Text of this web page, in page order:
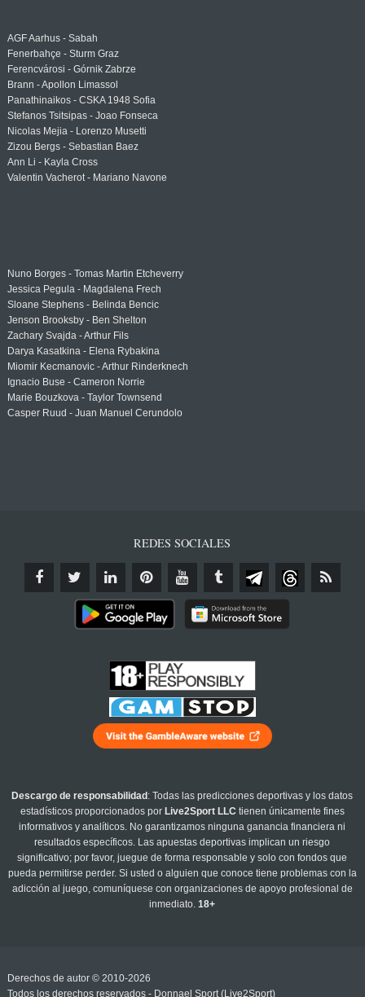
AGF Aarhus - Sabah
Fenerbahçe - Sturm Graz
Ferencvárosi - Górnik Zabrze
Brann - Apollon Limassol
Panathinaikos - CSKA 1948 Sofia
Stefanos Tsitsipas - Joao Fonseca
Nicolas Mejia - Lorenzo Musetti
Zizou Bergs - Sebastian Baez
Ann Li - Kayla Cross
Valentin Vacherot - Mariano Navone
Nuno Borges - Tomas Martin Etcheverry
Jessica Pegula - Magdalena Frech
Sloane Stephens - Belinda Bencic
Jenson Brooksby - Ben Shelton
Zachary Svajda - Arthur Fils
Darya Kasatkina - Elena Rybakina
Miomir Kecmanovic - Arthur Rinderknech
Ignacio Buse - Cameron Norrie
Marie Bouzkova - Taylor Townsend
Casper Ruud - Juan Manuel Cerundolo
REDES SOCIALES
Descargo de responsabilidad : Todas las predicciones deportivas y los datos
estadísticos proporcionados por Live2Sport LLC tienen únicamente fines
informativos y analíticos. No garantizamos ninguna ganancia financiera ni
resultados específicos. Las apuestas deportivas implican un riesgo
significativo; por favor, juegue de forma responsable y solo con fondos que
pueda permitirse perder. Si usted o alguien que conoce tiene problemas con la
adicción al juego, comuníquese con organizaciones de apoyo profesional de
inmediato.18+
Derechos de autor © 2010-2026
Todos los derechos reservados - Donnael Sport (Live2Sport)